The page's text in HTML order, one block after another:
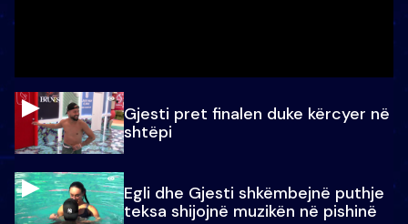
Gjesti pret finalen duke kërcyer në
shtëpi
Egli dhe Gjesti shkëmbejnë puthje
teksa shijojnë muzikën në pishinë